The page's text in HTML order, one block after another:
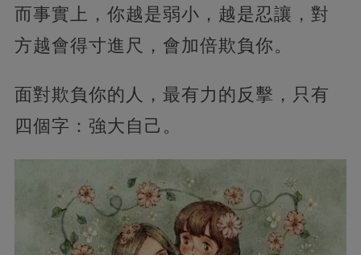
而事實上，你越是弱小，越是忍讓，對
方越會得寸進尺，會加倍欺負你。
面對欺負你的人，最有力的反擊，只有
四個字：強大自己。